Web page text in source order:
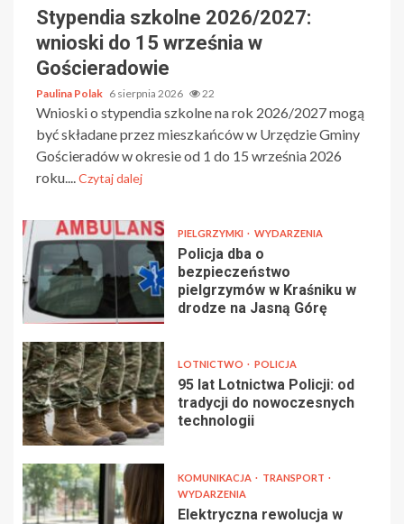
Stypendia szkolne 2026/2027:
wnioski do 15 września w
Gościeradowie
Paulina Polak 6 sierpnia 2026 22
Wnioski o stypendia szkolne na rok 2026/2027 mogą
być składane przez mieszkańców w Urzędzie Gminy
Gościeradów w okresie od 1 do 15 września 2026
roku....Czytaj dalej
PIELGRZYMKI WYDARZENIA
Policja dba o
bezpieczeństwo
pielgrzymów w Kraśniku w
drodze na Jasną Górę
LOTNICTWO POLICJA
95 lat Lotnictwa Policji: od
tradycji do nowoczesnych
technologii
KOMUNIKACJA
TRANSPORT
WYDARZENIA
Elektryczna rewolucja w